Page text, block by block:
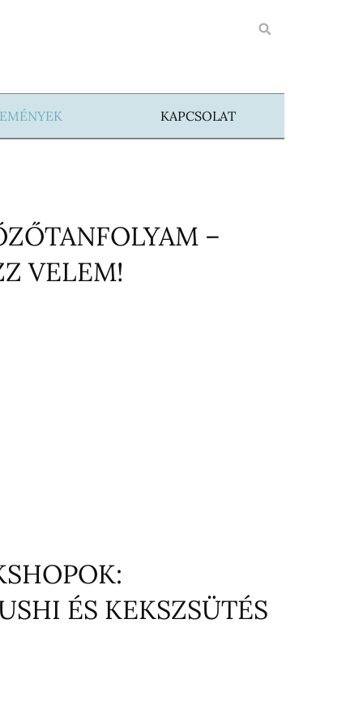
KAPCSOLAT
–
VELEM!
ÉS KEKSZSÜTÉS